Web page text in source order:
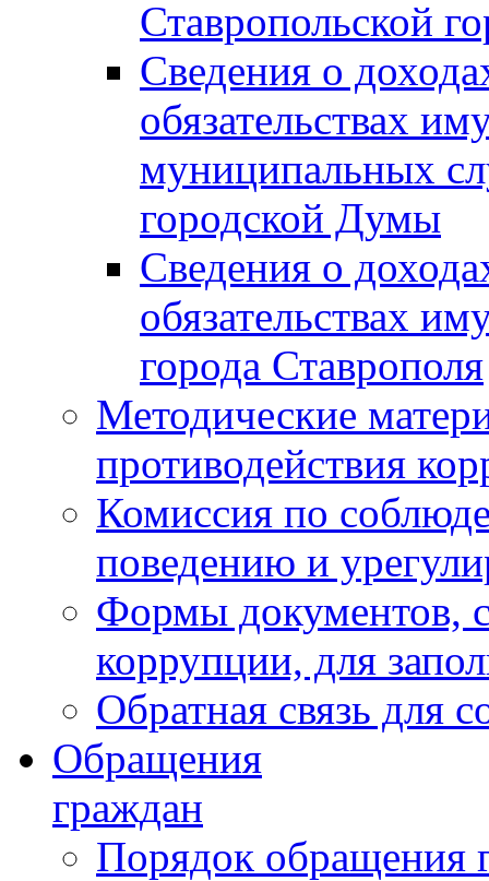
Ставропольской
Сведения о
обязательствах
муниципальных
городской Думы
Сведения о
обязательствах
города Ставрополя
Методические
противодействия
Комиссия по
поведению и
Формы документов,
коррупции, для
Обратная связь для
Обращения
граждан
Порядок обращения